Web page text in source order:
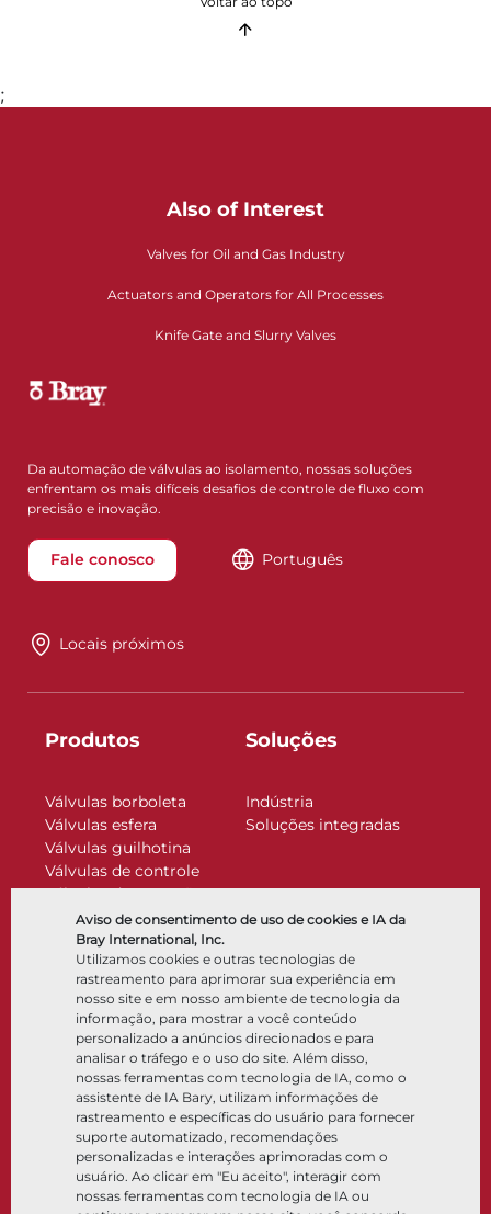
Aviso de consentimento de uso de cookies e IA da
Bray International, Inc.
Utilizamos cookies e outras tecnologias de
rastreamento para aprimorar sua experiência em
nosso site e em nosso ambiente de tecnologia da
informação, para mostrar a você conteúdo
personalizado a anúncios direcionados e para
analisar o tráfego e o uso do site. Além disso,
nossas ferramentas com tecnologia de IA, como o
assistente de IA Bary, utilizam informações de
rastreamento e específicas do usuário para fornecer
suporte automatizado, recomendações
personalizadas e interações aprimoradas com o
usuário. Ao clicar em "Eu aceito", interagir com
nossas ferramentas com tecnologia de IA ou
;
Also of Interest
Valves for Oil and Gas Industry
Actuators and Operators for All Processes
Knife Gate and Slurry Valves
Da automação de válvulas ao isolamento, nossas soluções
enfrentam os mais difíceis desafios de controle de fluxo com
precisão e inovação.
Fale conosco Português
Locais próximos
Produtos
Válvulas borboleta
Válvulas esfera
Válvulas guilhotina
Válvulas de controle
Válvulas de retenção
Atuadores
Acessórios de controle
Criogênico
Soluções
Indústria
Soluções integradas
Empresa
Sobre
Locais
Parceria
Sustentabilidade
Portal do cliente
Recursos
Documentos
Centro de conhecimento
Software
Seleção de materiais